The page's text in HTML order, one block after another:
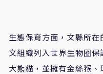
生態保育方面，文縣所
文組織列入世界生物圈
大熊貓，並擁有金絲猴、